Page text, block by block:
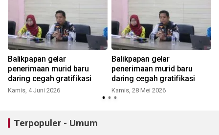
Balikpapan gelar
penerimaan murid baru
daring cegah gratifikasi
Kamis, 4 Juni 2026
Balikpapan gelar
penerimaan murid baru
daring cegah gratifikasi
Kamis, 28 Mei 2026
Terpopuler - Umum